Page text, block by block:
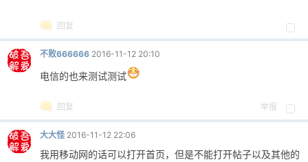
回复
不败666666 2016-11-12 20:10
电信的也来测试测试
回复 举报
大大怪 2016-11-12 22:06
我用移动网的话可以打开首页，但是不能打开帖子以及其他的